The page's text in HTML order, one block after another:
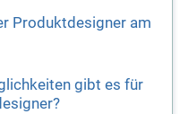
Produktdesigner am
gibt es für